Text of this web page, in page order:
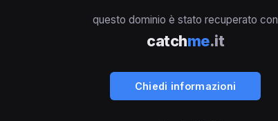
questo dominio è stato recuperato con
catchme.it
Chiedi informazioni